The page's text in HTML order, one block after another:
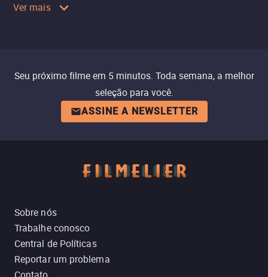
Ver mais
Seu próximo filme em 5 minutos. Toda semana, a melhor
seleção para você.
ASSINE A NEWSLETTER
Sobre nós
Trabalhe conosco
Central de Políticas
Reportar um problema